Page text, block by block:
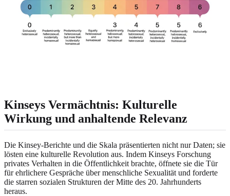
Kinseys Vermächtnis: Kulturelle
Wirkung und anhaltende Relevanz
Die Kinsey-Berichte und die Skala präsentierten nicht nur Daten; sie
lösten eine kulturelle Revolution aus. Indem Kinseys Forschung
privates Verhalten in die Öffentlichkeit brachte, öffnete sie die Tür
für ehrlichere Gespräche über menschliche Sexualität und forderte
die starren sozialen Strukturen der Mitte des 20. Jahrhunderts
heraus.